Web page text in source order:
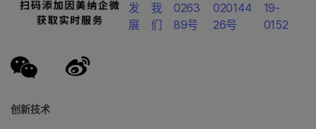
创新技术
发
展
我
们
0263
89号
020144
26号
19-
0152